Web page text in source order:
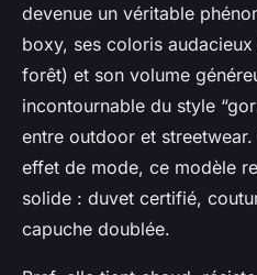
devenue un véritable
boxy, ses coloris
forêt) et son volume
incontournable du style
entre outdoor et streetwear.
effet de mode, ce modèle
solide : duvet certifié,
capuche doublée.